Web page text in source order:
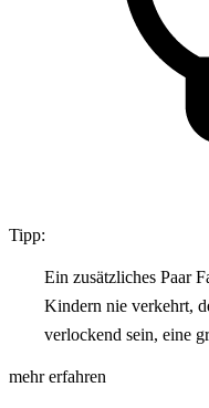
Tipp:
Ein zusätzliches Paar
Kindern nie verkehrt,
verlockend sein, eine
mehr erfahren